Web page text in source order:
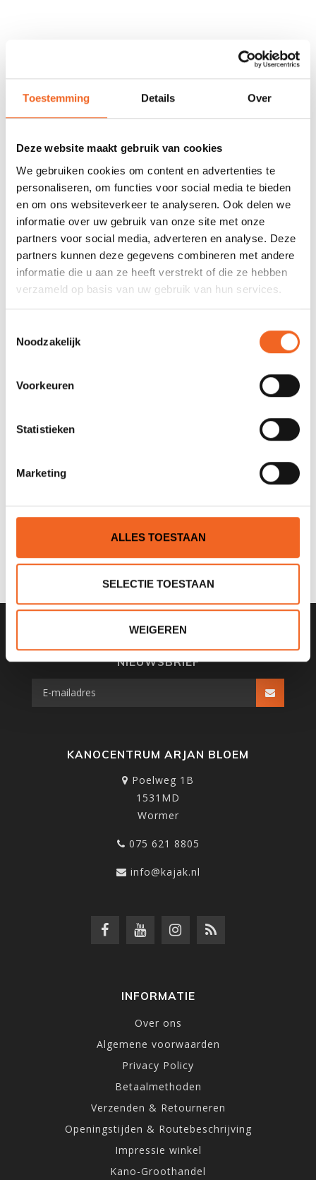
Toestemming Details Over
Deze website maakt gebruik van cookies
We gebruiken cookies om content en advertenties te
personaliseren, om functies voor social media te bieden
en om ons websiteverkeer te analyseren. Ook delen we
informatie over uw gebruik van onze site met onze
partners voor social media, adverteren en analyse. Deze
partners kunnen deze gegevens combineren met andere
informatie die u aan ze heeft verstrekt of die ze hebben
verzameld op basis van uw gebruik van hun services.
Noodzakelijk
Voorkeuren
Statistieken
Marketing
ALLES TOESTAAN
SELECTIE TOESTAAN
WEIGEREN
Met de Eckla muurbeugelset kan een kajak opgeborgen worden
tegen de muur. Deze set is verstelbaar naar de breedte van de
kajak. De kajak gaat op zijn zijkant in de beugel en kan
muurbeugels zijn eenvoudig vast te zetten tegen een muur of
schutting. De beugels kunnen opzij geklapt worden wanneer de
beugels niet gebruikt worden, zodat ze minder ruimte innemen.
SPECIFICATIES
Materiaal: Aluminium
Buitenmaat:
31 cm > 46 cm (B) x 37 cm
Binnenmaat:
31 cm > 46 cm (B) x 25 cm
Draagvermogen:
Nog niet gewaardeerd
SCHRIJF JE IN VOOR ONZE
NIEUWSBRIEF
KANOCENTRUM ARJAN BLOEM
Poelweg 1B
1531MD
Wormer
075 621 8805
info@kajak.nl
INFORMATIE
Over ons
Algemene voorwaarden
Privacy Policy
Betaalmethoden
Verzenden & Retourneren
Openingstijden & Routebeschrijving
Impressie winkel
Kano-Groothandel